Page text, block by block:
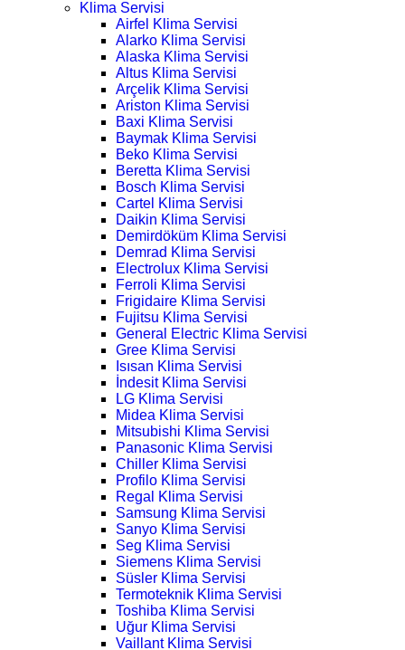
Klima Servisi
Airfel Klima Servisi
Alarko Klima Servisi
Alaska Klima Servisi
Altus Klima Servisi
Arçelik Klima Servisi
Ariston Klima Servisi
Baxi Klima Servisi
Baymak Klima Servisi
Beko Klima Servisi
Beretta Klima Servisi
Bosch Klima Servisi
Cartel Klima Servisi
Daikin Klima Servisi
Demirdöküm Klima Servisi
Demrad Klima Servisi
Electrolux Klima Servisi
Ferroli Klima Servisi
Frigidaire Klima Servisi
Fujitsu Klima Servisi
General Electric Klima Servisi
Gree Klima Servisi
Isısan Klima Servisi
İndesit Klima Servisi
LG Klima Servisi
Midea Klima Servisi
Mitsubishi Klima Servisi
Panasonic Klima Servisi
Chiller Klima Servisi
Profilo Klima Servisi
Regal Klima Servisi
Samsung Klima Servisi
Sanyo Klima Servisi
Seg Klima Servisi
Siemens Klima Servisi
Süsler Klima Servisi
Termoteknik Klima Servisi
Toshiba Klima Servisi
Uğur Klima Servisi
Vaillant Klima Servisi